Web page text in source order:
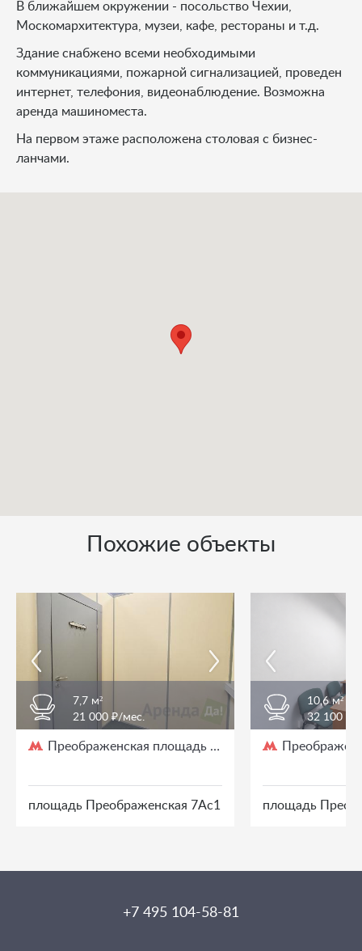
В ближайшем окружении - посольство Чехии,
Москомархитектура, музеи, кафе, рестораны и т.д.
Здание снабжено всеми необходимыми
коммуникациями, пожарной сигнализацией, проведен
интернет, телефония, видеонаблюдение. Возможна
аренда машиноместа.
На первом этаже расположена столовая с бизнес-
ланчами.
Похожие объекты
7,7 м²
21 000 ₽/мес.
Преображенская площадь / 3 мин. пешком
площадь Преображенская 7Ас1
10,6 м²
32 100 ₽/
площадь
+7 495 104-58-81